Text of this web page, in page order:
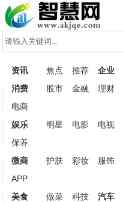
资讯 焦点 推荐 企业
消费
股市 金融 理财
电商
娱乐
明星 电影 电视
保养
微商
护肤 彩妆 服饰
APP
美食
做菜 科技 汽车